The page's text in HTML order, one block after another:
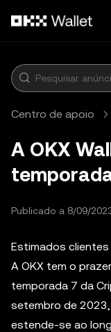
Centro de apoio
A OKX
Publicado a 8/09/
Estimados clientes
A OKX tem o
temporada 7 da
setembro de
estende-se ao